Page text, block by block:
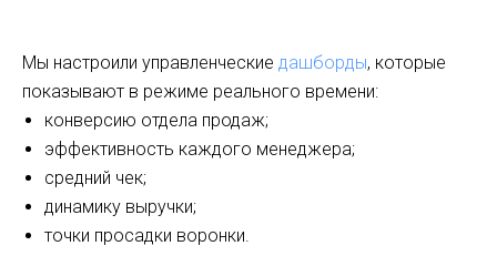
Мы настроили управленческие дашборды, которые
показывают в режиме реального времени:
конверсию отдела продаж;
эффективность каждого менеджера;
средний чек;
динамику выручки;
точки просадки воронки.